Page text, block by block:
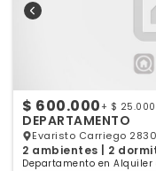
$ 600.000 + $
DEPARTAMENTO
Evaristo Carriego
2 ambientes | 2
Departamento en Alquiler